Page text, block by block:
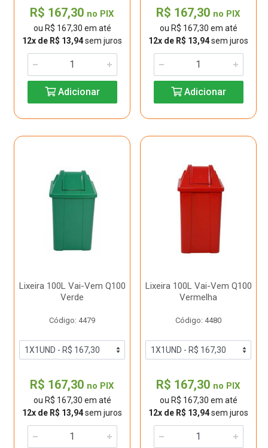
R$ 167,30 no PIX
ou R$ 167,30 em até
12x de R$ 13,94sem juros
Adicionar
R$ 167,30 no PIX
ou R$ 167,30 em até
12x de R$ 13,94sem juros
Adicionar
Lixeira 100L Vai-Vem Q100
Verde
Código: 4479
R$ 167,30 no PIX
ou R$ 167,30 em até
12x de R$ 13,94sem juros
Lixeira 100L Vai-Vem Q100
Vermelha
Código: 4480
R$ 167,30 no PIX
ou R$ 167,30 em até
12x de R$ 13,94sem juros